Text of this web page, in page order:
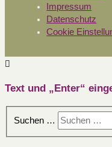
Impressum
Datenschutz
Cookie
Text und „Enter“
Suchen …